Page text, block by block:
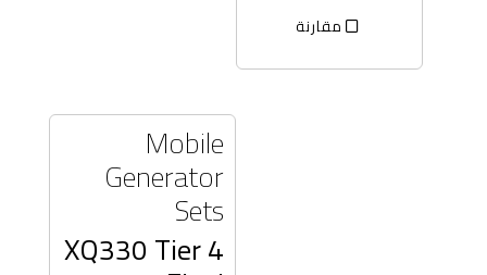
مقارنة
Mobile
Generator
Sets
XQ330 Tier 4